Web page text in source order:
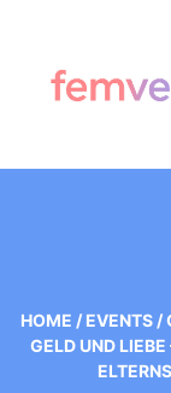
HOME / EVENTS /
GELD UND LIEBE